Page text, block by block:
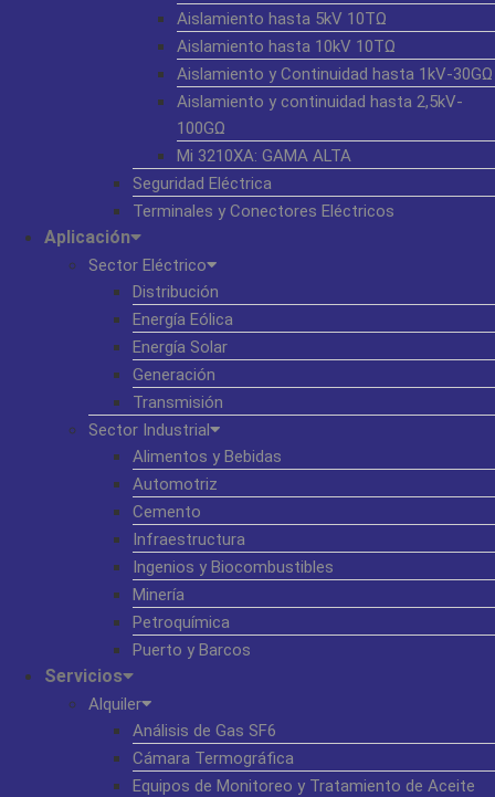
Aislamiento hasta 5kV 10TΩ
Aislamiento hasta 10kV 10TΩ
Aislamiento y Continuidad hasta 1kV-30GΩ
Aislamiento y continuidad hasta 2,5kV-
100GΩ
Mi 3210XA: GAMA ALTA
Seguridad Eléctrica
Terminales y Conectores Eléctricos
Aplicación
Sector Eléctrico
Distribución
Energía Eólica
Energía Solar
Generación
Transmisión
Sector Industrial
Alimentos y Bebidas
Automotriz
Cemento
Infraestructura
Ingenios y Biocombustibles
Minería
Petroquímica
Puerto y Barcos
Servicios
Alquiler
Análisis de Gas SF6
Cámara Termográfica
Equipos de Monitoreo y Tratamiento de Aceite